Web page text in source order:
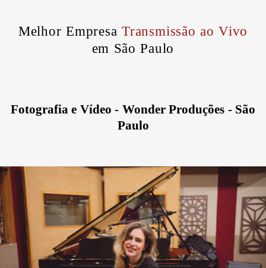
Melhor Empresa Transmissão ao Vivo
em São Paulo
Fotografia e Vídeo - Wonder Produções - São
Paulo